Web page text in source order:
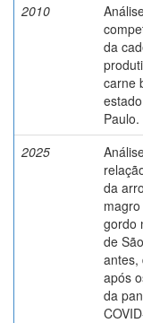
2010
da
carne
Paulo.
2025
da
gordo
de
antes,
após
da